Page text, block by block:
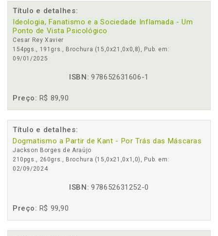
Título e detalhes:
Ideologia, Fanatismo e a Sociedade Inflamada - Um
Ponto de Vista Psicológico
Cesar Rey Xavier
154pgs., 191grs., Brochura (15,0x21,0x0,8), Pub. em:
09/01/2025
ISBN: 978652631606-1
Preço: R$ 89,90
Título e detalhes:
Dogmatismo a Partir de Kant - Por Trás das Máscaras
Jackson Borges de Araújo
210pgs., 260grs., Brochura (15,0x21,0x1,0), Pub. em:
02/09/2024
ISBN: 978652631252-0
Preço: R$ 99,90